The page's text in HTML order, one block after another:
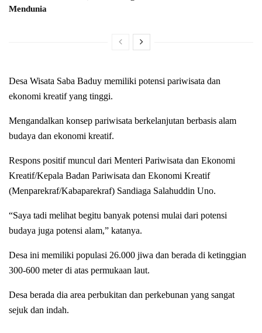
Mendunia
Desa Wisata Saba Baduy memiliki potensi pariwisata dan
ekonomi kreatif yang tinggi.
Mengandalkan konsep pariwisata berkelanjutan berbasis alam
budaya dan ekonomi kreatif.
Respons positif muncul dari Menteri Pariwisata dan Ekonomi
Kreatif/Kepala Badan Pariwisata dan Ekonomi Kreatif
(Menparekraf/Kabaparekraf) Sandiaga Salahuddin Uno.
“Saya tadi melihat begitu banyak potensi mulai dari potensi
budaya juga potensi alam,” katanya.
Desa ini memiliki populasi 26.000 jiwa dan berada di ketinggian
300-600 meter di atas permukaan laut.
Desa berada dia area perbukitan dan perkebunan yang sangat
sejuk dan indah.